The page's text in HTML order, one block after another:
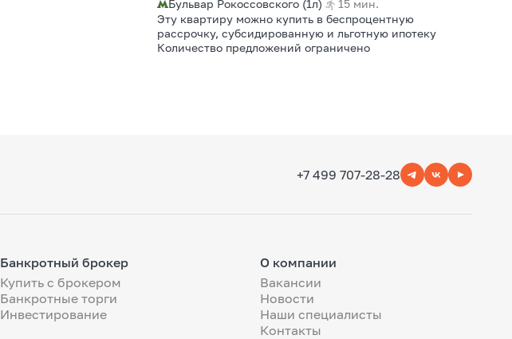
Бульвар Рокоссовского (1л)
15 мин.
Эту квартиру можно купить в беспроцентную
рассрочку, субсидированную и льготную ипотеку
Количество предложений ограничено
+7 499 707-28-28
Банкротный брокер
Купить с брокером
Банкротные торги
Инвестирование
О компании
Вакансии
Новости
Наши специалисты
Контакты